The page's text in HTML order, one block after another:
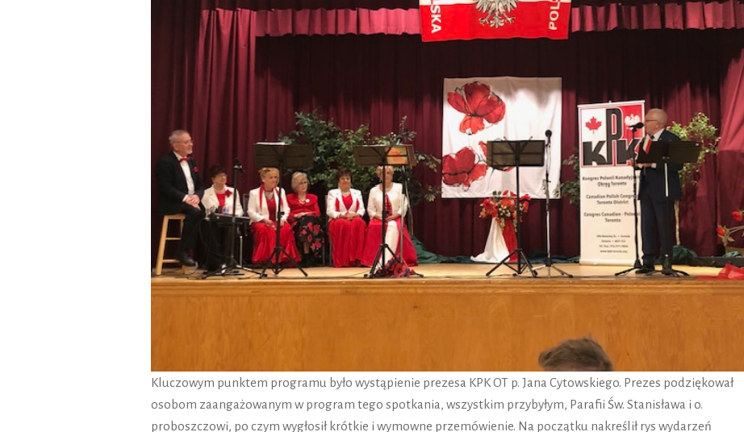
Kluczowym punktem programu było wystąpienie prezesa KPK OT p. Jana Cytowskiego. Prezes podziękował
osobom zaangażowanym w program tego spotkania, wszystkim przybyłym, Parafii Św. Stanisława i o.
proboszczowi, po czym wygłosił krótkie i wymowne przemówienie. Na początku nakreślił rys wydarzeń